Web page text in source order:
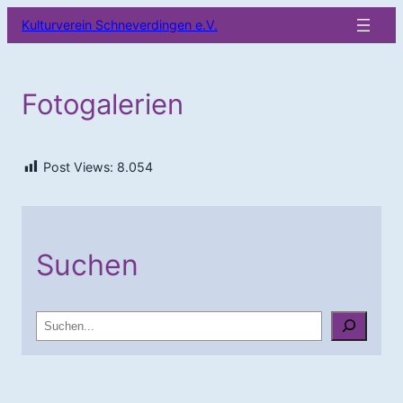
Inhalt
Kulturverein Schneverdingen e.V.
Fotogalerien
Post Views: 8.054
Suchen
u